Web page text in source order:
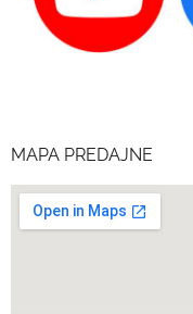
MAPA PREDAJNE